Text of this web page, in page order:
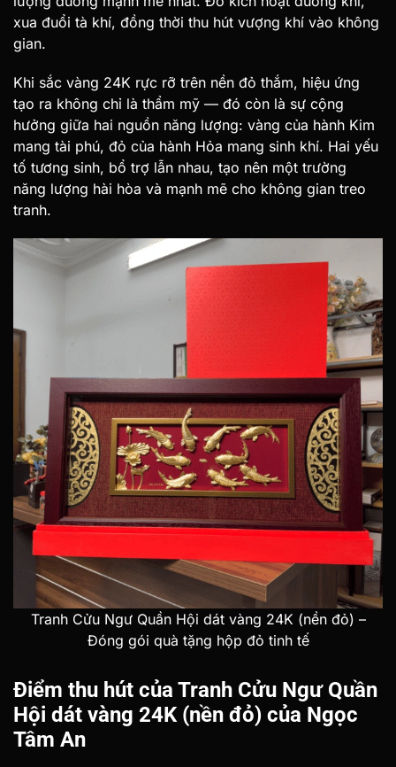
xua đuổi tà khí, đồng thời thu hút vượng khí vào không
gian.
Khi sắc vàng 24K rực rỡ trên nền đỏ thắm, hiệu ứng
tạo ra không chỉ là thẩm mỹ — đó còn là sự cộng
hưởng giữa hai nguồn năng lượng: vàng của hành Kim
mang tài phú, đỏ của hành Hỏa mang sinh khí. Hai yếu
tố tương sinh, bổ trợ lẫn nhau, tạo nên một trường
năng lượng hài hòa và mạnh mẽ cho không gian treo
tranh.
Tranh Cửu Ngư Quần Hội dát vàng 24K (nền đỏ) –
Đóng gói quà tặng hộp đỏ tinh tế
Điểm thu hút của Tranh Cửu Ngư Quần
Hội dát vàng 24K (nền đỏ) của Ngọc
Tâm An